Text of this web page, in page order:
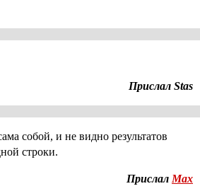
Прислал Stas
собой, и не видно результатов
строки.
Прислал Max